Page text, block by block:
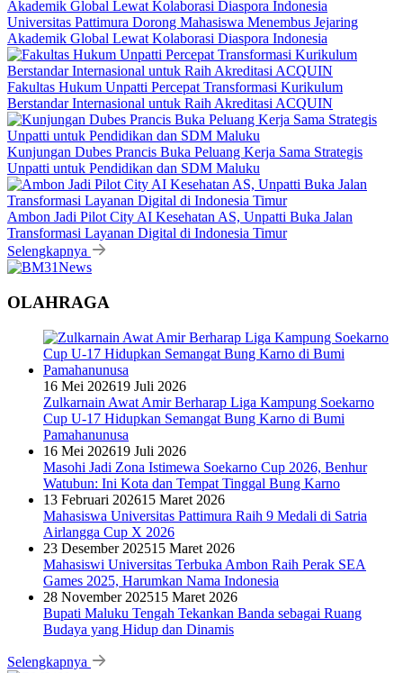
16 Mei 202619 Juli 2026
Zulkarnain Awat Amir Berharap Liga Kampung Soekarno
Cup U-17 Hidupkan Semangat Bung Karno di Bumi
Pamahanunusa
16 Mei 202619 Juli 2026
Masohi Jadi Zona Istimewa Soekarno Cup 2026, Benhur
Watubun: Ini Kota dan Tempat Tinggal Bung Karno
13 Februari 202615 Maret 2026
Mahasiswa Universitas Pattimura Raih 9 Medali di Satria
Airlangga Cup X 2026
23 Desember 202515 Maret 2026
Mahasiswi Universitas Terbuka Ambon Raih Perak SEA
Games 2025, Harumkan Nama Indonesia
28 November 202515 Maret 2026
Bupati Maluku Tengah Tekankan Banda sebagai Ruang
Budaya yang Hidup dan Dinamis
BERITA POPULER
31 Oktober 202515 Maret 2026
Kariu, Negeri yang Masih Bertahan di Tengah Lupa
12 Juni 202316 November 202438305 Lihat
Pembantaian Warga Kariu Kembali Memicu Ketegangan di
Pulau Haruku
26 Juli 202415 Desember 2024 25869 Lihat
KKN Kebangsaan Ke-XII Resmi Digelar